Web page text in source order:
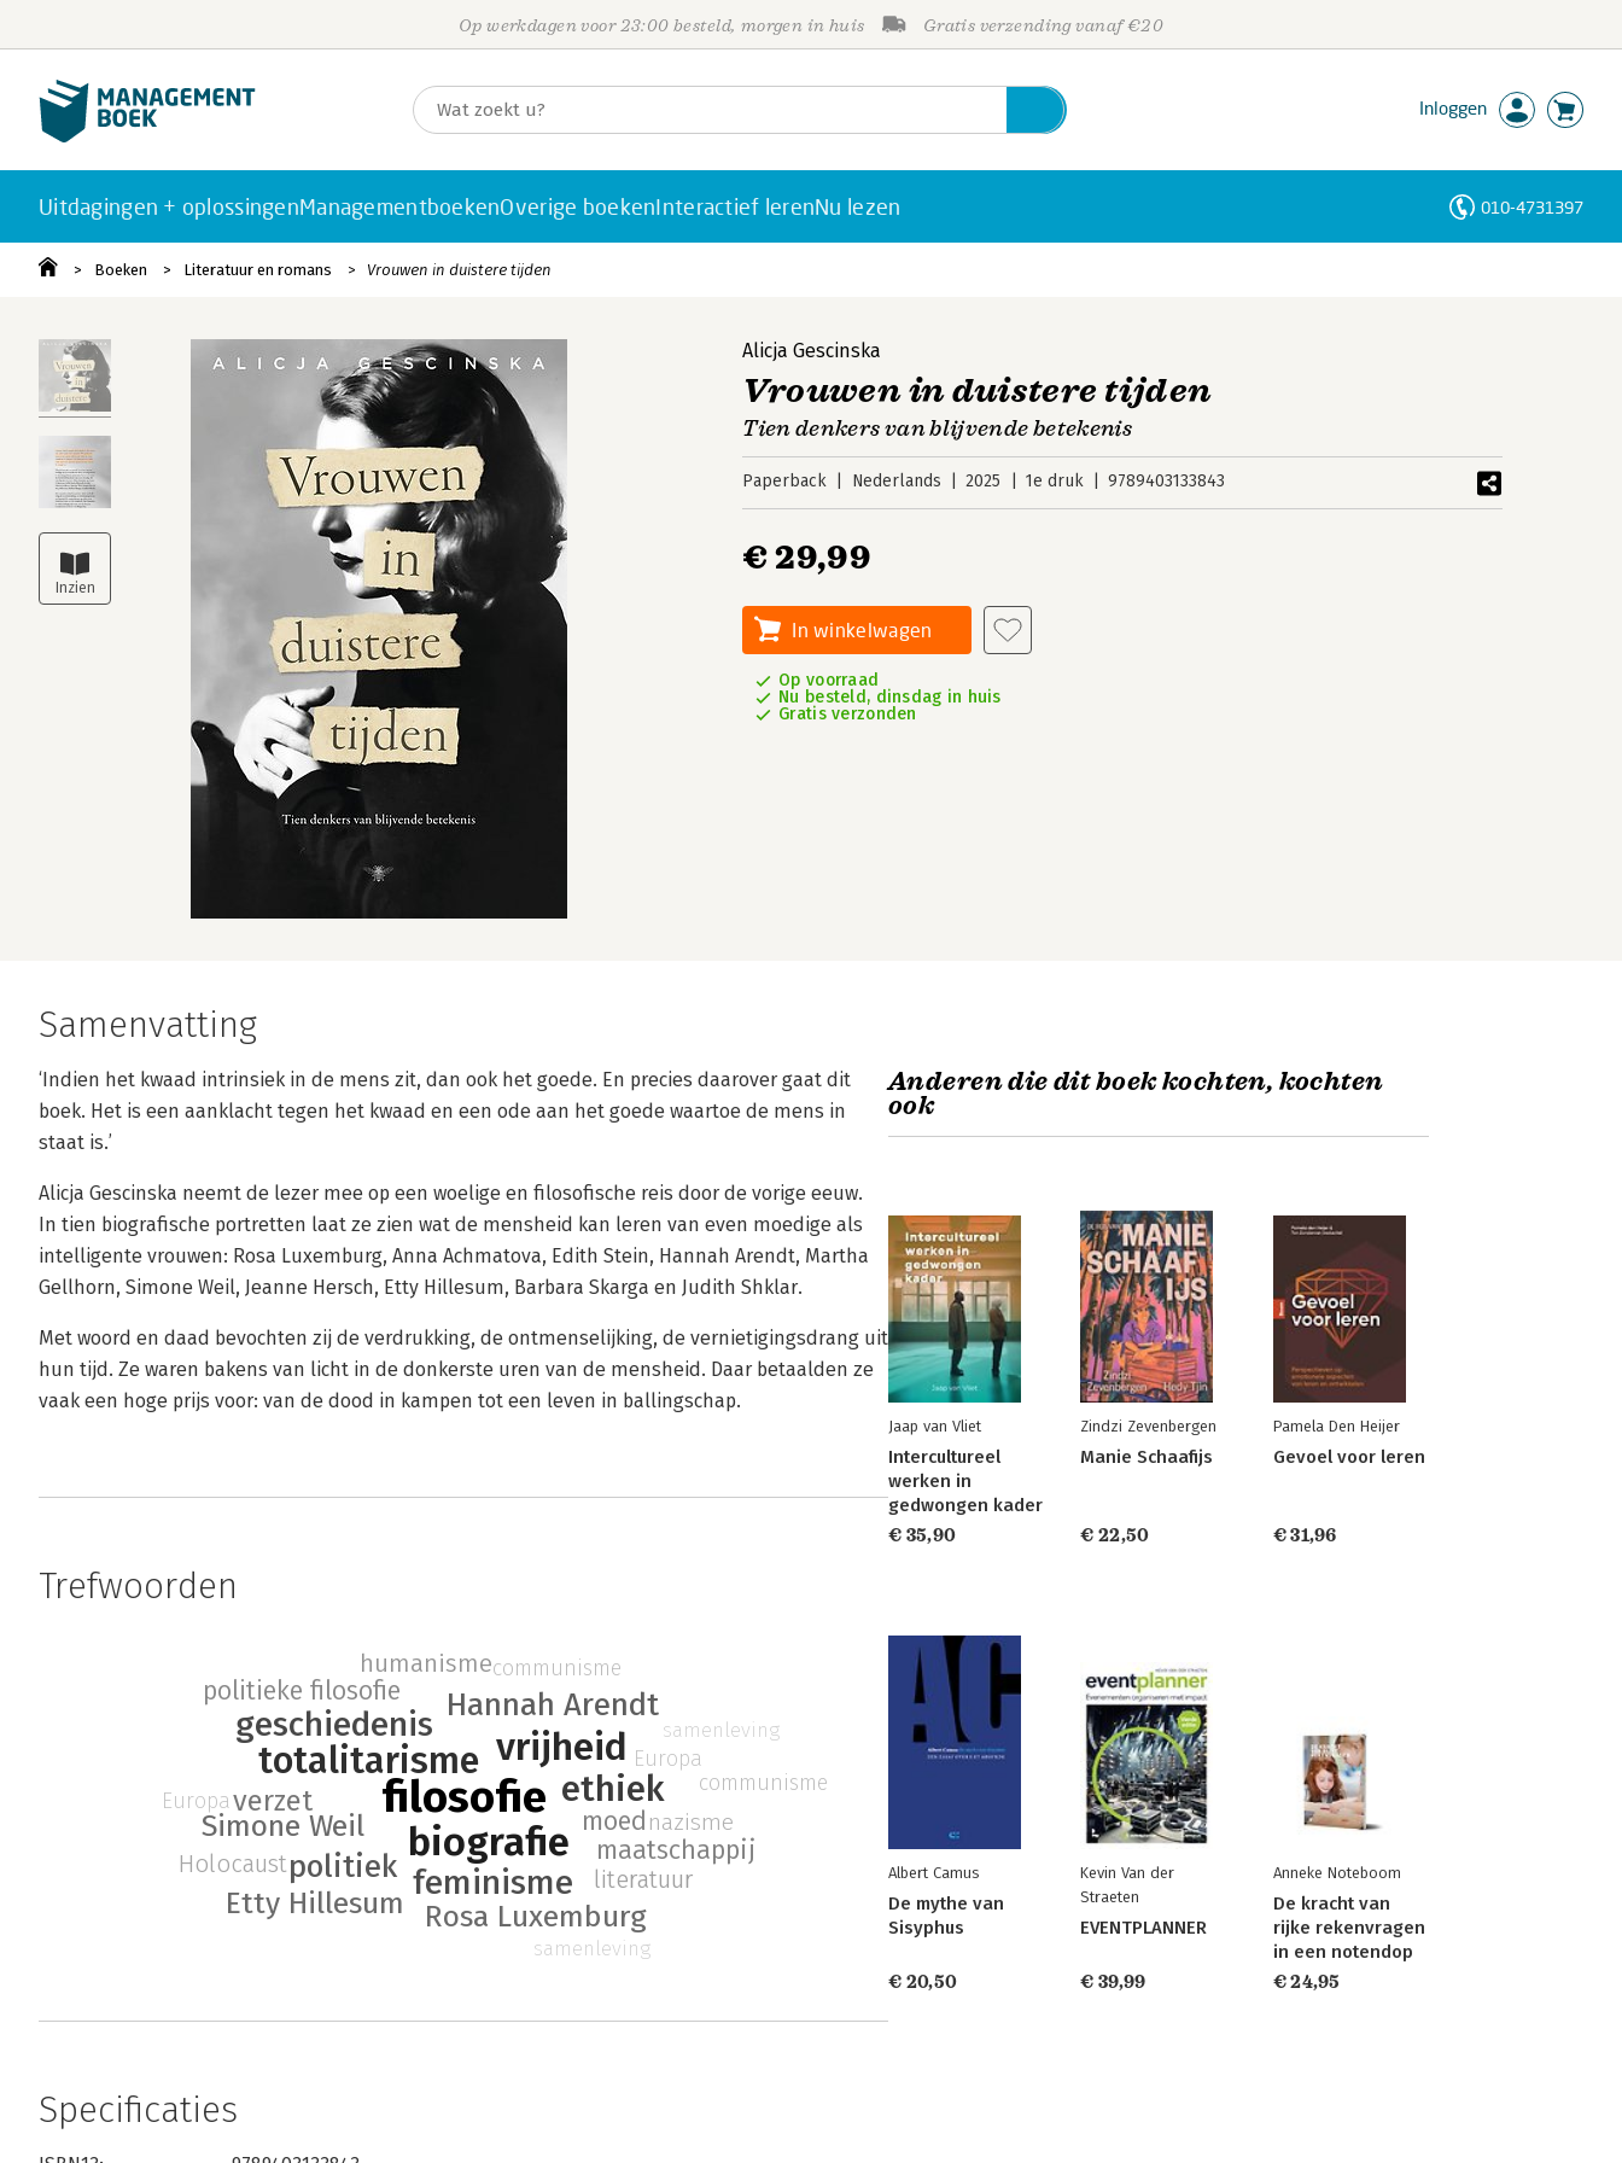
Op werkdagen voor 23:00 besteld, morgen in huis Gratis verzending vanaf €20
Inloggen
Uitdagingen + oplossingenManagementboekenOverige boekenInteractief lerenNu lezen 010-4731397
Boeken Literatuur en romans Vrouwen in duistere tijden
Alicja Gescinska
Vrouwen in duistere tijden
Tien denkers van blijvende betekenis
Paperback Nederlands 2025 1e druk 9789403133843
€ 29,99
In winkelwagen
Op voorraad
Nu besteld, dinsdag in huis
Gratis verzonden
Samenvatting
‘Indien het kwaad intrinsiek in de mens zit, dan ook het goede. En precies daarover gaat dit
boek. Het is een aanklacht tegen het kwaad en een ode aan het goede waartoe de mens in
staat is.’
Alicja Gescinska neemt de lezer mee op een woelige en filosofische reis door de vorige eeuw.
In tien biografische portretten laat ze zien wat de mensheid kan leren van even moedige als
intelligente vrouwen: Rosa Luxemburg, Anna Achmatova, Edith Stein, Hannah Arendt, Martha
Gellhorn, Simone Weil, Jeanne Hersch, Etty Hillesum, Barbara Skarga en Judith Shklar.
Met woord en daad bevochten zij de verdrukking, de ontmenselijking, de vernietigingsdrang uit
hun tijd. Ze waren bakens van licht in de donkerste uren van de mensheid. Daar betaalden ze
vaak een hoge prijs voor: van de dood in kampen tot een leven in ballingschap.
Trefwoorden
filosofie
biografie
totalitarisme vrijheid
ethiek
feminisme
geschiedenis Hannah Arendt
politiek
Rosa Luxemburg
Simone Weil
moed
maatschappij
Etty Hillesum
verzet
politieke filosofie
humanisme
literatuur
Holocaust
nazisme
Europa
communisme
samenleving
Europa
communisme
samenleving
Specificaties
Anderen die dit boek kochten, kochten
ook
Jaap van Vliet
Intercultureel
werken in
gedwongen kader
€ 35,90
Zindzi Zevenbergen
Manie Schaafijs
€ 22,50
Pamela Den Heijer
Gevoel voor leren
€ 31,96
Albert Camus
De mythe van
Sisyphus
€ 20,50
Kevin Van der
Straeten
EVENTPLANNER
€ 39,99
Anneke Noteboom
De kracht van
rijke rekenvragen
in een notendop
€ 24,95
Personen